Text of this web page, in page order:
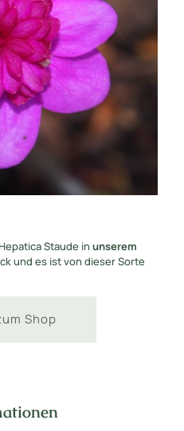
Staude in unserem
und es ist von dieser Sorte
Shop